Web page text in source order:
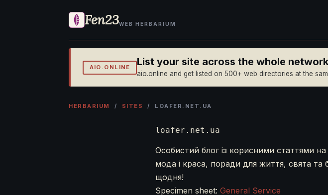
Fen23WEB HERBARIUM
AIO.ONLINE List your site across the whole
aio.online and get listed on 500+ web directories at the
HERBARIUM / SITES / LOAFER.NET.UA
loafer.net.ua
Особистий блог із корисними статтями на
мода і краса, поради для життя, свята та
щодня!
Specimen sheet: General Service